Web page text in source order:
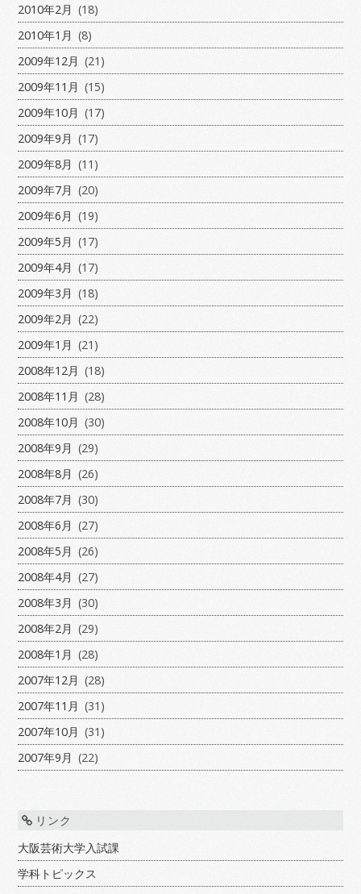
2010年2月 (18)
2010年1月 (8)
2009年12月 (21)
2009年11月 (15)
2009年10月 (17)
2009年9月 (17)
2009年8月 (11)
2009年7月 (20)
2009年6月 (19)
2009年5月 (17)
2009年4月 (17)
2009年3月 (18)
2009年2月 (22)
2009年1月 (21)
2008年12月 (18)
2008年11月 (28)
2008年10月 (30)
2008年9月 (29)
2008年8月 (26)
2008年7月 (30)
2008年6月 (27)
2008年5月 (26)
2008年4月 (27)
2008年3月 (30)
2008年2月 (29)
2008年1月 (28)
2007年12月 (28)
2007年11月 (31)
2007年10月 (31)
2007年9月 (22)
リンク
大阪芸術大学入試課
学科トピックス